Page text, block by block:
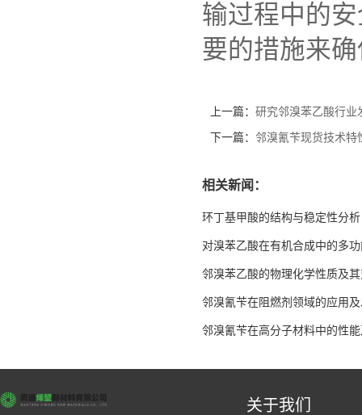
输过程中的
要的措施来
上一篇： 研究邻溴苯乙酸行业
下一篇： 邻溴氰苄现货技术特
相关新闻：
环丁基甲酸的结构与稳定性分析
对溴苯乙酸在有机合成中的多
邻溴苯乙酸的物理化学性质及
邻溴氰苄在阻燃剂领域的应用
邻溴氰苄在高分子材料中的性
关于我们